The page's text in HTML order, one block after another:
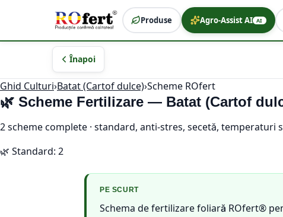
Produse Agro-Assist AI AI
Înapoi
Ghid Culturi›Batat (Cartof dulce)›Scheme ROfert
🌿 Scheme Fertilizare — Batat (Cartof
2scheme complete · standard, anti-stres, secetă, temperaturi
🌿 Standard: 2
PE SCURT
Schema de fertilizare foliară ROfert®